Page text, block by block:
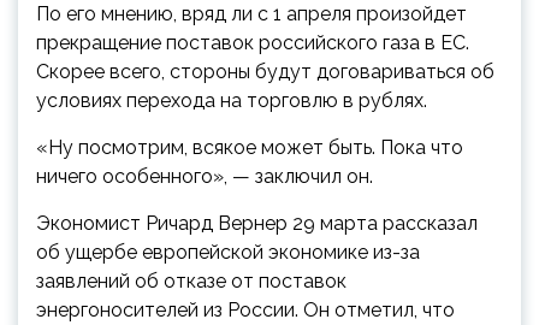
По его мнению, вряд ли с 1 апреля произойдет
прекращение поставок российского газа в ЕС.
Скорее всего, стороны будут договариваться об
условиях перехода на торговлю в рублях.
«Ну посмотрим, всякое может быть. Пока что
ничего особенного», — заключил он.
Экономист Ричард Вернер 29 марта рассказал
об ущербе европейской экономике из-за
заявлений об отказе от поставок
энергоносителей из России. Он отметил, что